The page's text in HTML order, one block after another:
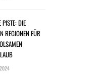
DIE
REGIONEN FÜR